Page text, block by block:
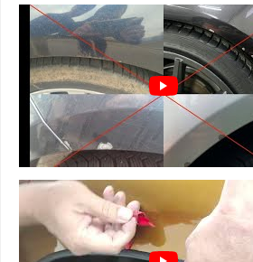
Применимость
Антискол накладки на арки
крыла от сколов и царапин , которые
песка и т.д. Особенность накладок в
благодаря чему они смотрятся
завода поставлены..
Надёжность: